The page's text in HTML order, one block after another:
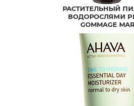
РАСТИТЕЛЬНЫЙ
ВОДОРОСЛЯМИ
GOMMAGE